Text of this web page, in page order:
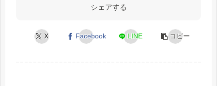
シェアする
X Facebook LINE コピー